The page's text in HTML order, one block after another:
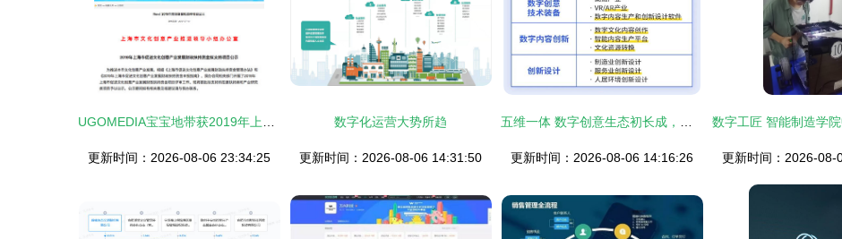
更新时间：2026-08-06 23:34:25
数字化运营大势所趋
更新时间：2026-08-06 14:31:50 更新时间：2026-08-06 14:16:26 更新时间：2026-08-